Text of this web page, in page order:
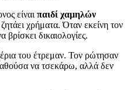
είναι παιδί χαμηλών
χρήματα. Όταν εκείνη τον
βρίσκει δικαιολογίες.
του έτρεμαν. Τον ρώτησαν
να τσεκάρω, αλλά δεν